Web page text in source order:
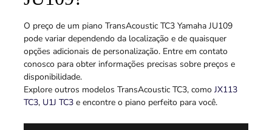
O preço de um piano TransAcoustic TC3 Yamaha JU109
pode variar dependendo da localização e de quaisquer
opções adicionais de personalização. Entre em contato
conosco para obter informações precisas sobre preços e
disponibilidade.
Explore outros modelos TransAcoustic TC3, como JX113
TC3, U1J TC3 e encontre o piano perfeito para você.